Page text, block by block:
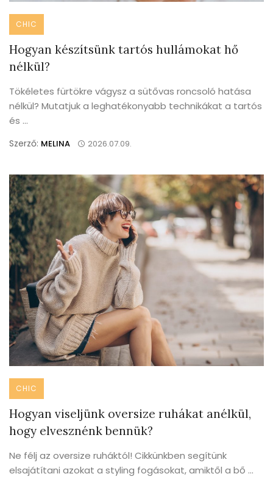
CHIC
Hogyan készítsünk tartós hullámokat hő
nélkül?
Tökéletes fürtökre vágysz a sütővas roncsoló hatása
nélkül? Mutatjuk a leghatékonyabb technikákat a tartós
és ...
Szerző: MELINA 2026.07.09.
CHIC
Hogyan viseljünk oversize ruhákat anélkül,
hogy elvesznénk bennük?
Ne félj az oversize ruháktól! Cikkünkben segítünk
elsajátítani azokat a styling fogásokat, amiktől a bő ...